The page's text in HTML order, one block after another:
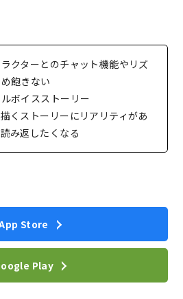
クターとのチャット機能やリズ
飽きない
ボイスストーリー
くストーリーにリアリティがあ
み返したくなる
Store
Play